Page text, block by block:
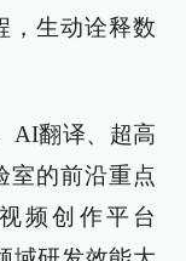
，生动诠释数
AI翻译、超高
室的前沿重点
频创作平台